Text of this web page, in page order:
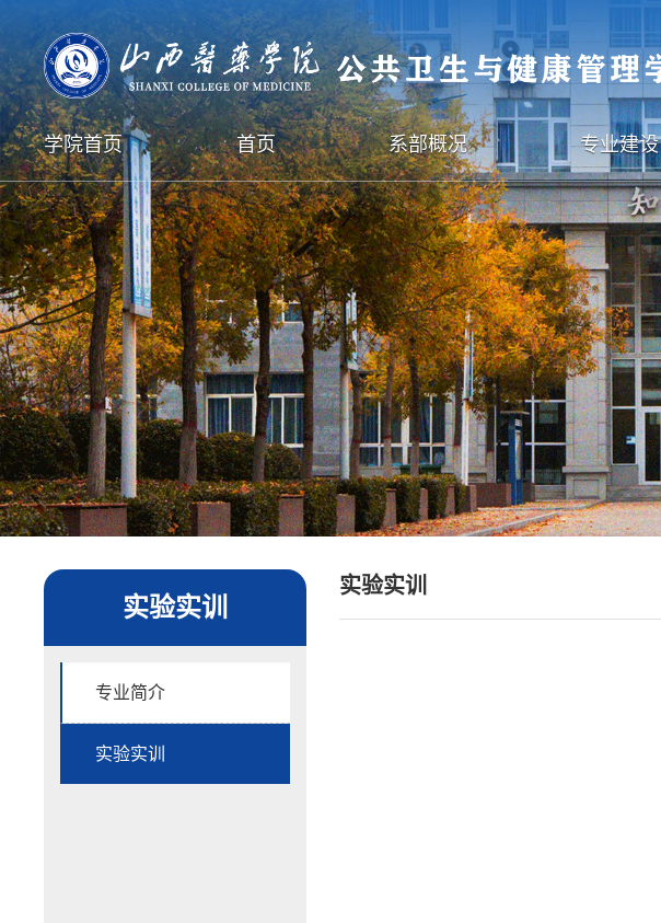
学院首页 首页 系部概况 专业建设
实验实训
专业简介
实验实训
实验实训